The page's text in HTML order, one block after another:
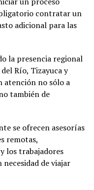
contratar un
adicional para las
la presencia regional
Río, Tizayuca y
atención no sólo a
también de
se ofrecen asesorías
remotas,
los trabajadores
de viajar